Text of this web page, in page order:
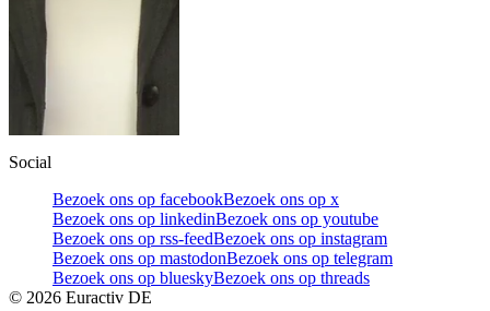
Social
Bezoek ons op facebookBezoek ons op x
Bezoek ons op linkedinBezoek ons op youtube
Bezoek ons op rss-feedBezoek ons op instagram
Bezoek ons op mastodonBezoek ons op telegram
Bezoek ons op blueskyBezoek ons op threads
© 2026 Euractiv DE